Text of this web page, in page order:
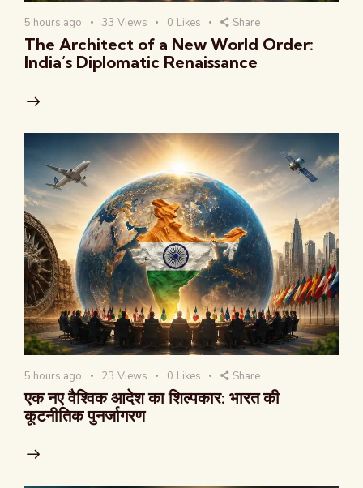
5 hours ago 33 Views 0 Likes Share
The Architect of a New World Order:
India’s Diplomatic Renaissance
5 hours ago 23 Views 0 Likes Share
एक नए वैश्विक आदेश का शिल्पकार: भारत की
कूटनीतिक पुनर्जागरण